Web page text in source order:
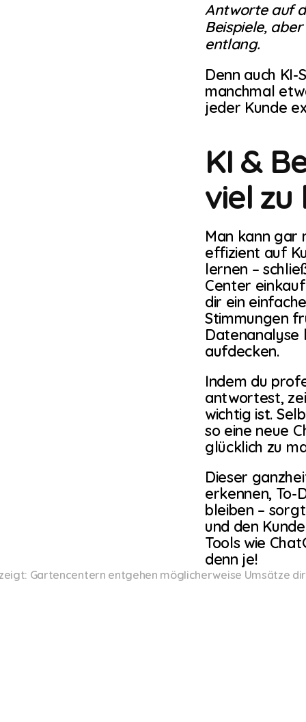
Antworte auf
Beispiele,
entlang.
Denn auch KI-
manchmal
jeder Kunde
KI &
viel zu
Man kann gar
effizient auf
lernen –
Center
dir ein
Stimmungen
Datenanalyse
aufdecken.
Indem du
antwortest,
wichtig ist.
so eine neue
glücklich zu
Dieser
erkennen, To-
bleiben –
und den
Tools wie
denn je!
Gartencentern entgehen möglicherweise Umsätze